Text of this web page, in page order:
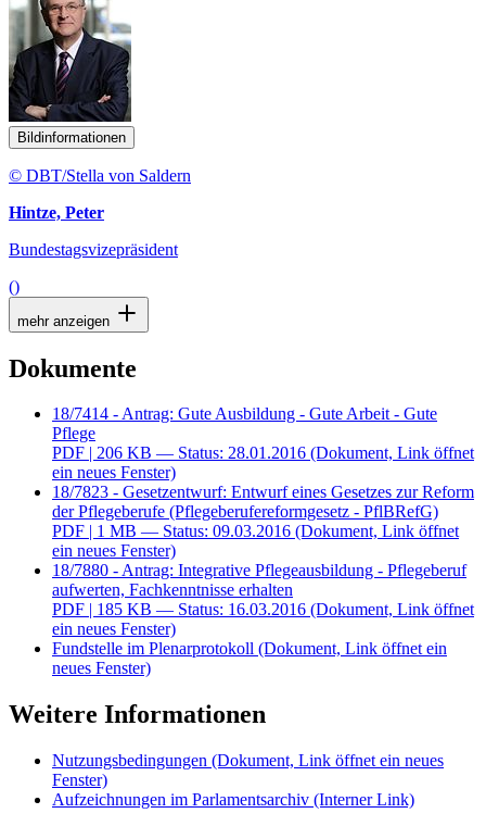
Bildinformationen
© DBT/Stella von Saldern
Hintze, Peter
Bundestagsvizepräsident
()
mehr anzeigen
Dokumente
18/7414 - Antrag: Gute Ausbildung - Gute Arbeit - Gute
Pflege
PDF | 206 KB — Status: 28.01.2016 (Dokument, Link öffnet
ein neues Fenster)
18/7823 - Gesetzentwurf: Entwurf eines Gesetzes zur Reform
der Pflegeberufe (Pflegeberufereformgesetz - PflBRefG)
PDF | 1 MB — Status: 09.03.2016 (Dokument, Link öffnet
ein neues Fenster)
18/7880 - Antrag: Integrative Pflegeausbildung - Pflegeberuf
aufwerten, Fachkenntnisse erhalten
PDF | 185 KB — Status: 16.03.2016 (Dokument, Link öffnet
ein neues Fenster)
Fundstelle im Plenarprotokoll (Dokument, Link öffnet ein
neues Fenster)
Weitere Informationen
Nutzungsbedingungen (Dokument, Link öffnet ein neues
Fenster)
Aufzeichnungen im Parlamentsarchiv (Interner Link)